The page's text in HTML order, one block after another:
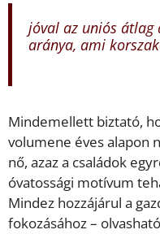
jóval az uniós átlag
aránya, ami
Mindemellett biztató,
volumene éves alapon
nő, azaz a családok
óvatossági motívum
Mindez hozzájárul a
fokozásához –